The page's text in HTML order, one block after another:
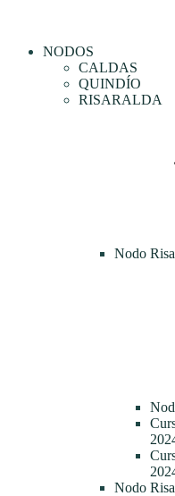
NODOS
CALDAS
QUINDÍO
RISARALDA
Nodo
Nodo